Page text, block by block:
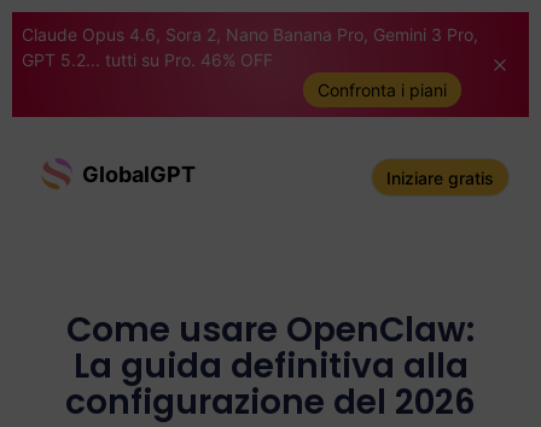
Claude Opus 4.6, Sora 2, Nano Banana Pro, Gemini 3 Pro,
GPT 5.2... tutti su Pro. 46% OFF
Confronta i piani
GlobalGPT Iniziare gratis
Come usare OpenClaw:
La guida definitiva alla
configurazione del 2026